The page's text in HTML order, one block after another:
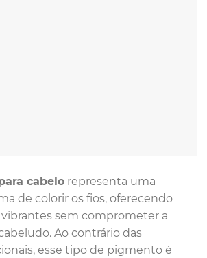
cabelo representa uma
de colorir os fios, oferecendo
sem comprometer a
Ao contrário das
esse tipo de pigmento é